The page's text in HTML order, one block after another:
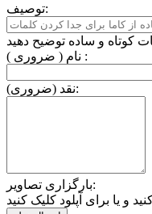
توصیف:
نام ( ضروری ) :
نقد (ضروری):
بارگزاری تصاویر: